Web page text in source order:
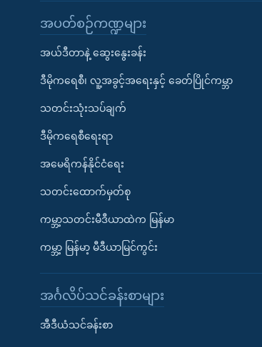
အပတ်စဉ်ကဏ္ဍများ
အယ်ဒီတာနဲ့ ဆွေးနွေးခန်း
ဒီမိုကရေစီ၊ လူ့အခွင့်အရေးနှင့် ခေတ်ပြိုင်ကမ္ဘာ
သတင်းသုံးသပ်ချက်
ဒီမိုကရေစီရေးရာ
အမေရိကန်နိုင်ငံရေး
သတင်းထောက်မှတ်စု
ကမ္ဘာ့သတင်းမီဒီယာထဲက မြန်မာ
ကမ္ဘာ့ မြန်မာ့ မီဒီယာမြင်ကွင်း
အင်္ဂလိပ်သင်ခန်းစာများ
အီဒီယံသင်ခန်းစာ